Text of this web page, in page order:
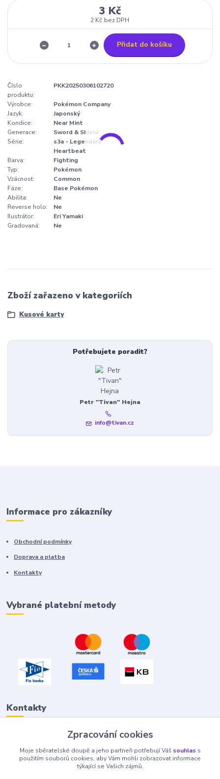
3 Kč
2 Kč bez DPH
Přidat do košíku
Číslo
produktu:
PKK20250306102720
Výrobce:
Pokémon Company
Jazyk:
Japonský
Kondice:
Near Mint
Generace:
Sword & Shield
Série:
s3a - Legendary
Heartbeat
Barva:
Fighting
Typ:
Pokémon
Vzácnost:
Common
Fáze:
Base Pokémon
Abilita:
Ne
Reverse holo:
Ne
Ilustrátor:
Eri Yamaki
Gradovaná:
Ne
Zboží zařazeno v kategoriích
Kusové karty
Potřebujete poradit?
Petr "Tivan" Hejna
info@tivan.cz
Informace pro zákazníky
Obchodní podmínky
Doprava a platba
Kontakty
Vybrané platební metody
Kontakty
info@tivan.cz
Zpracování cookies
Moje sběratelské doupě a jeho partneři potřebují Váš souhlas s
použitím souborů cookies, aby Vám mohli zobrazovat informace
týkající se Vašich zájmů.